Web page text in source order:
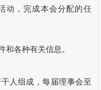
动，完成本会分配的任
和各种有关信息。
人组成，每届理事会至